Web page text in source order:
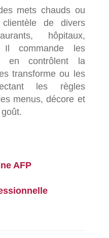
mets chauds ou
de divers
hôpitaux,
commande les
en contrôlent la
transforme ou les
les règles
menus, décore et
AFP